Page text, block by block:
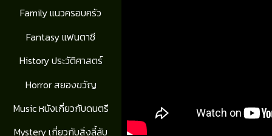
Family แนวครอบครัว
Fantasy แฟนตาซี
History ประวัติศาสตร์
Horror สยองขวัญ
Music หนังเกี่ยวกับดนตรี
Mystery เกี่ยวกับสิ่งลี้ลับ